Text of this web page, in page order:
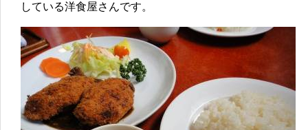
している洋食屋さんです。